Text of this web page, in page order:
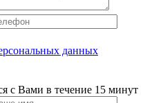
данных
с Вами в течение 15 минут